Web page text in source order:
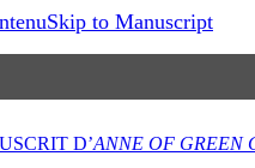
Skip to Manuscript
D’ANNE OF GREEN